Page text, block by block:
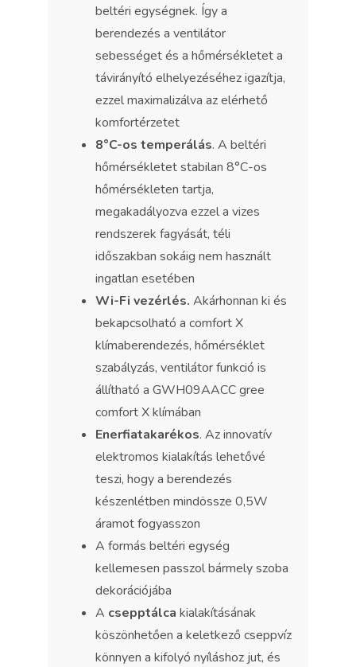
beltéri egységnek. Így a
berendezés a ventilátor
sebességet és a hőmérsékletet a
távirányító elhelyezéséhez igazítja,
ezzel maximalizálva az elérhető
komfortérzetet
8°C-os temperálás. A beltéri
hőmérsékletet stabilan 8°C-os
hőmérsékleten tartja,
megakadályozva ezzel a vizes
rendszerek fagyását, téli
időszakban sokáig nem használt
ingatlan esetében
Wi-Fi vezérlés. Akárhonnan ki és
bekapcsolható a comfort X
klímaberendezés, hőmérséklet
szabályzás, ventilátor funkció is
állítható a GWH09AACC gree
comfort X klímában
Enerfiatakarékos. Az innovatív
elektromos kialakítás lehetővé
teszi, hogy a berendezés
készenlétben mindössze 0,5W
áramot fogyasszon
A formás beltéri egység
kellemesen passzol bármely szoba
dekorációjába
A csepptálca kialakításának
köszönhetően a keletkező cseppvíz
könnyen a kifolyó nyíláshoz jut, és